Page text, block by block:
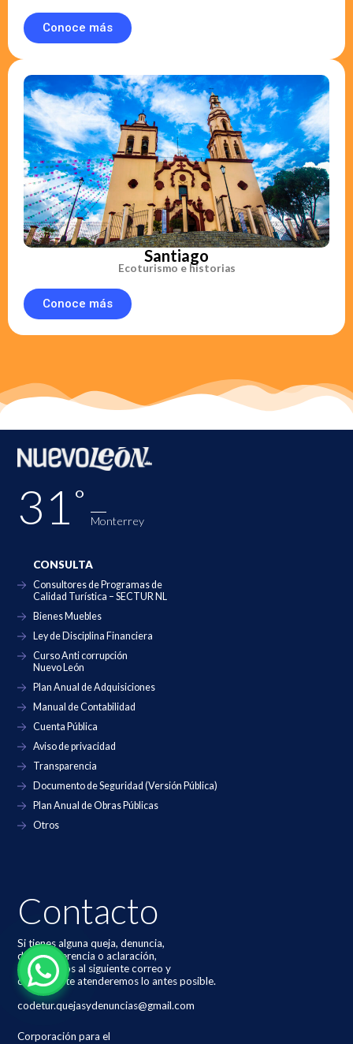
Conoce más
Santiago
Ecoturismo e historias
Conoce más
31˚ Monterrey
CONSULTA
Consultores de Programas de
Calidad Turística – SECTUR NL
Bienes Muebles
Ley de Disciplina Financiera
Curso Anti corrupción
Nuevo León
Plan Anual de Adquisiciones
Manual de Contabilidad
Cuenta Pública
Aviso de privacidad
Transparencia
Documento de Seguridad (Versión Pública)
Plan Anual de Obras Públicas
Otros
Contacto
Si tienes alguna queja, denuncia,
duda, sugerencia o aclaración,
contáctanos al siguiente correo y
con gusto te atenderemos lo antes posible.
codetur.quejasydenuncias@gmail.com
Corporación para el